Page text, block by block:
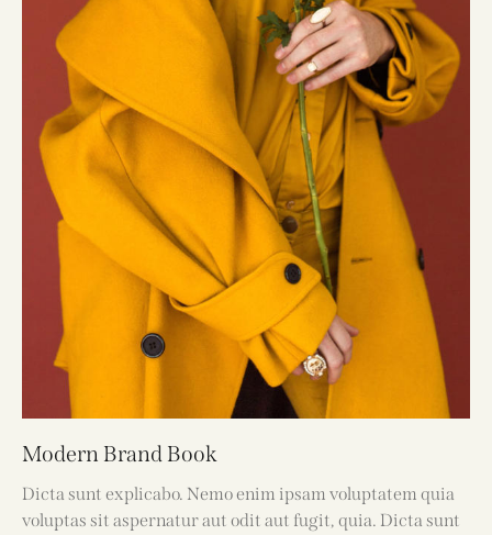
Modern Brand Book
Dicta sunt explicabo. Nemo enim ipsam voluptatem quia
voluptas sit aspernatur aut odit aut fugit, quia. Dicta sunt